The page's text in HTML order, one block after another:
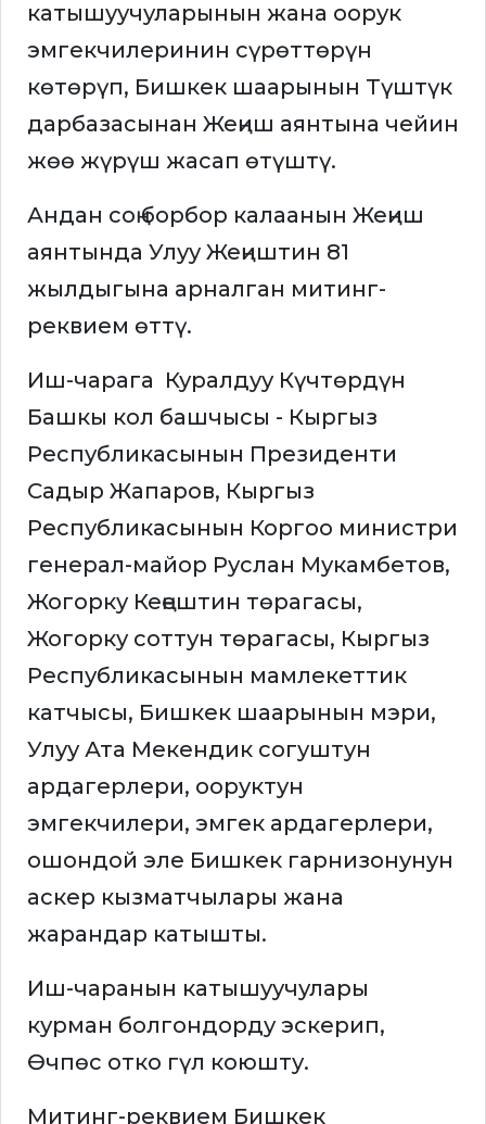
катышуучуларынын жана оорук
эмгекчилеринин сүрөттөрүн
көтөрүп, Бишкек шаарынын Түштүк
дарбазасынан Жеңиш аянтына чейин
жөө жүрүш жасап өтүштү.
Андан соң борбор калаанын Жеңиш
аянтында Улуу Жеңиштин 81
жылдыгына арналган митинг-
реквием өттү.
Иш-чарага Куралдуу Күчтөрдүн
Башкы кол башчысы - Кыргыз
Республикасынын Президенти
Садыр Жапаров, Кыргыз
Республикасынын Коргоо министри
генерал-майор Руслан Мукамбетов,
Жогорку Кеңештин төрагасы,
Жогорку соттун төрагасы, Кыргыз
Республикасынын мамлекеттик
катчысы, Бишкек шаарынын мэри,
Улуу Ата Мекендик согуштун
ардагерлери, ооруктун
эмгекчилери, эмгек ардагерлери,
ошондой эле Бишкек гарнизонунун
аскер кызматчылары жана
жарандар катышты.
Иш-чаранын катышуучулары
курман болгондорду эскерип,
Өчпөс отко гүл коюшту.
Митинг-реквием Бишкек